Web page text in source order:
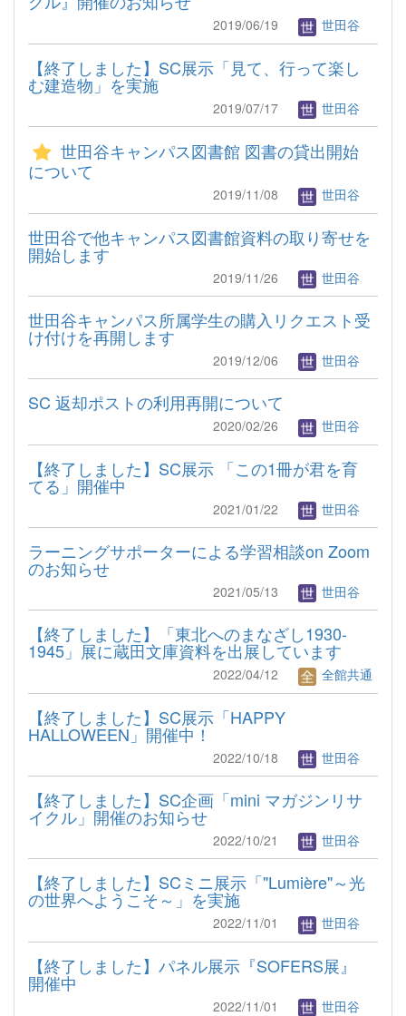
2019/06/19 世田谷
【終了しました】SC展示「見て、行って楽し
む建造物」を実施
2019/07/17 世田谷
世田谷キャンパス図書館 図書の貸出開始
について
2019/11/08 世田谷
世田谷で他キャンパス図書館資料の取り寄せを
開始します
2019/11/26 世田谷
世田谷キャンパス所属学生の購入リクエスト受
け付けを再開します
2019/12/06 世田谷
SC 返却ポストの利用再開について
2020/02/26 世田谷
【終了しました】SC展示 「この1冊が君を育
てる」開催中
2021/01/22 世田谷
ラーニングサポーターによる学習相談on Zoom
のお知らせ
2021/05/13 世田谷
【終了しました】「東北へのまなざし1930-
1945」展に蔵田文庫資料を出展しています
2022/04/12 全館共通
【終了しました】SC展示「HAPPY
HALLOWEEN」開催中！
2022/10/18 世田谷
【終了しました】SC企画「mini マガジンリサ
イクル」開催のお知らせ
2022/10/21 世田谷
【終了しました】SCミニ展示「"Lumière"～光
の世界へようこそ～」を実施
2022/11/01 世田谷
【終了しました】パネル展示『SOFERS展』
開催中
2022/11/01 世田谷